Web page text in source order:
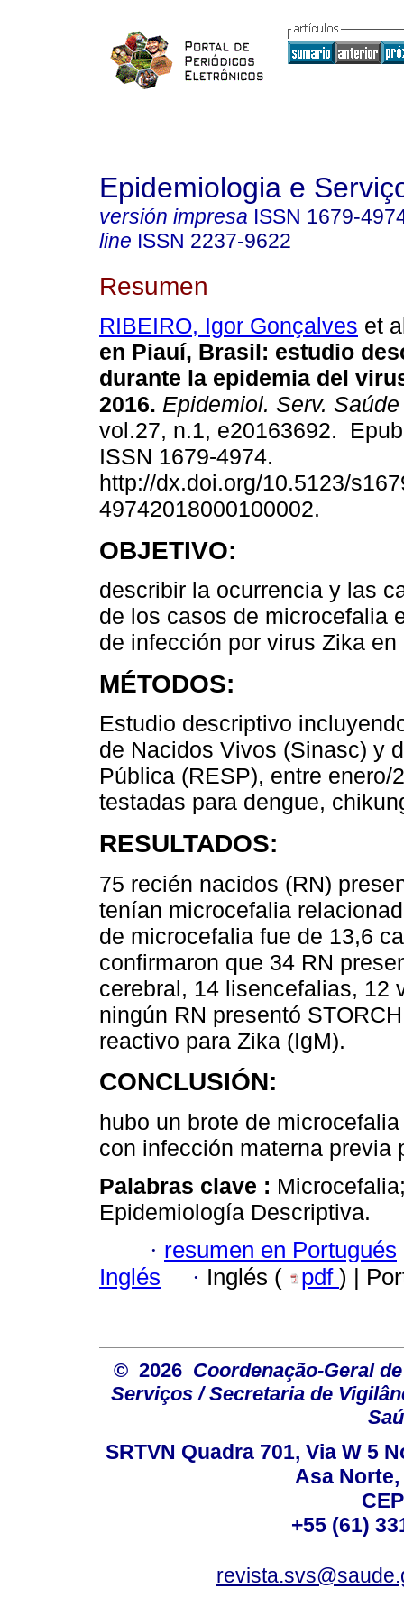
Epidemiologia e
versión impresa ISSN 1679-
line ISSN 2237-9622
Resumen
RIBEIRO, Igor Gonçalves et
en Piauí, Brasil: estudio
durante la epidemia del
2016. Epidemiol. Serv. Saúde
vol.27, n.1, e20163692.
ISSN 1679-4974.
http://dx.doi.org/10.5123/
49742018000100002.
OBJETIVO:
describir la ocurrencia y las
de los casos de microcefalia
de infección por virus Zika en
MÉTODOS:
Estudio descriptivo
de Nacidos Vivos (Sinasc) y
Pública (RESP), entre
testadas para dengue,
RESULTADOS:
75 recién nacidos (RN)
tenían microcefalia
de microcefalia fue de 13,6
confirmaron que 34 RN
cerebral, 14 lisencefalias, 12
ningún RN presentó
reactivo para Zika (IgM).
CONCLUSIÓN:
hubo un brote de
con infección materna previa
Palabras clave :
Epidemiología Descriptiva.
· resumen en Portugués
Inglés
· Inglés ( pdf ) |
© 2026 Coordenação-Geral
Serviços / Secretaria de
SRTVN Quadra 701, Via W 5
Asa
+55 (61)